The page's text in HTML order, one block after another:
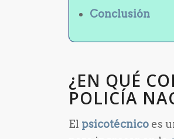
Conclusión
¿EN QUÉ
POLICÍA
El psicotécnico es